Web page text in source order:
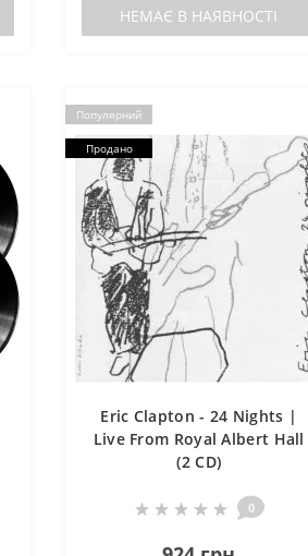
НЕМАЄ В НАЯВНОСТІ
Популярний
Продано
Eric Clapton - 24 Nights |
Live From Royal Albert Hall
(2 CD)
0